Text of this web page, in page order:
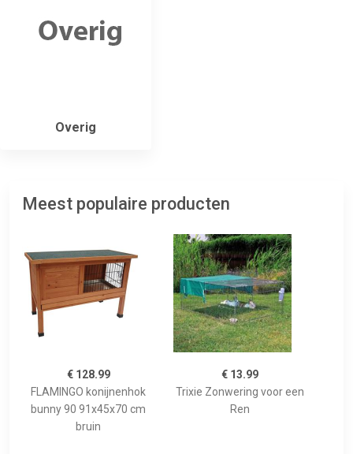
Overig
Meest populaire producten
€ 128.99
FLAMINGO konijnenhok
bunny 90 91x45x70 cm
bruin
€ 13.99
Trixie Zonwering voor een
Ren